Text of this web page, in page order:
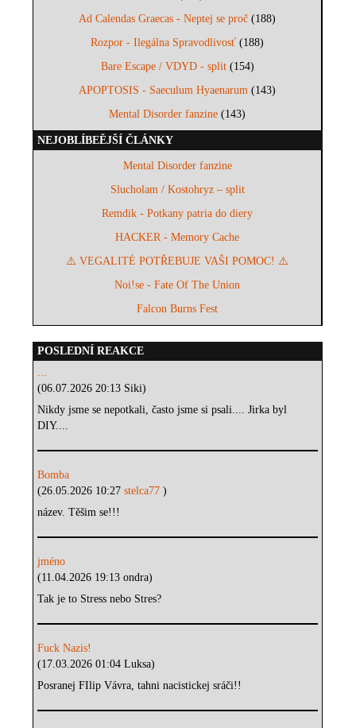
Ad Calendas Graecas - Neptej se proč (188)
Rozpor - Ilegálna Spravodlivosť (188)
Bare Escape / VDYD - split(154)
APOPTOSIS - Saeculum Hyaenarum (143)
Mental Disorder fanzine (143)
NEJOBLÍBEĚJŠÍ ČLÁNKY
Mental Disorder fanzine
Slucholam / Kostohryz – split
Remdik - Potkany patria do diery
HACKER - Memory Cache
⚠️ VEGALITÉ POTŘEBUJE VAŠI POMOC! ⚠️
Noi!se - Fate Of The Union
Falcon Burns Fest
POSLEDNÍ REAKCE
...
(06.07.2026 20:13 Siki)
Nikdy jsme se nepotkali, často jsme si psali.... Jirka byl
DIY....
Bomba
(26.05.2026 10:27stelca77)
název. Těšim se!!!
jméno
(11.04.2026 19:13 ondra)
Tak je to Stress nebo Stres?
Fuck Nazis!
(17.03.2026 01:04 Luksa)
Posranej FIlip Vávra, tahni nacistickej sráči!!